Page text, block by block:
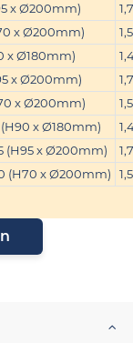
x Ø200mm)
x Ø200mm)
x Ø180mm)
x Ø200mm)
x Ø200mm)
x Ø180mm)
(H95 x Ø200mm)
(H70 x Ø200mm)